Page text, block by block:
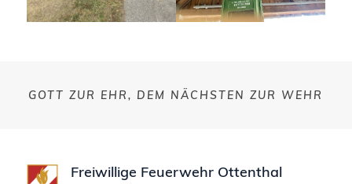
GOTT ZUR EHR, DEM NÄCHSTEN ZUR WEHR
Freiwillige Feuerwehr Ottenthal